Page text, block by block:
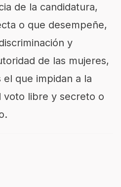
de la candidatura,
o que desempeñe,
y
de las mujeres,
que impidan a la
voto libre y secreto o